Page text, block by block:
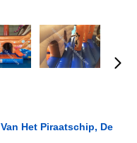
Het Piraatschip, De